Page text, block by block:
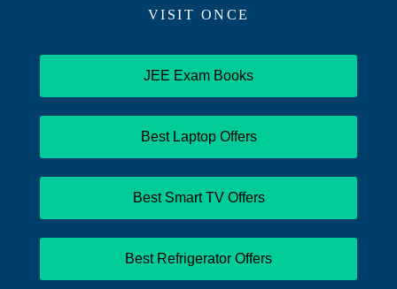
VISIT ONCE
JEE Exam Books
Best Laptop Offers
Best Smart TV Offers
Best Refrigerator Offers